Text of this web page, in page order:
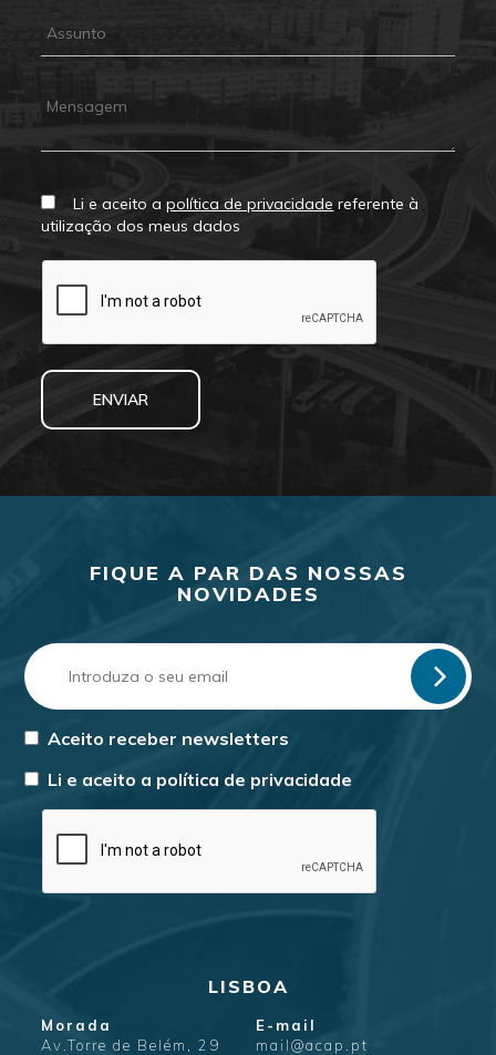
Li e aceito apolítica de privacidade referente à
utilização dos meus dados
ENVIAR
FIQUE A PAR DAS NOSSAS
NOVIDADES
Aceito receber newsletters
Li e aceito a política de privacidade
LISBOA
Morada
Av.Torre de Belém, 29
E-mail
mail@acap.pt